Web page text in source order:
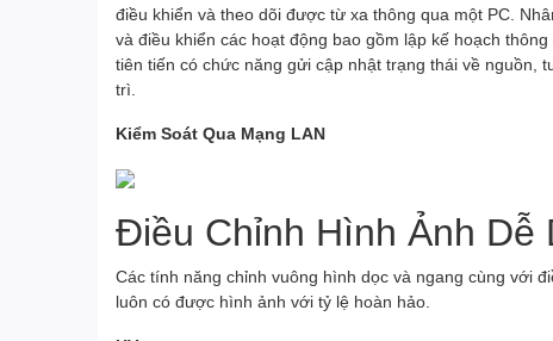
điều khiển và theo dõi được từ xa thông qua một PC.
và điều khiển các hoạt động bao gồm lập kế hoạch
tiên tiến có chức năng gửi cập nhật trạng thái về nguồn,
trì.
Kiểm Soát Qua Mạng LAN
Điều Chỉnh Hình Ảnh Dễ
Các tính năng chỉnh vuông hình dọc và ngang cùng với
luôn có được hình ảnh với tỷ lệ hoàn hảo.